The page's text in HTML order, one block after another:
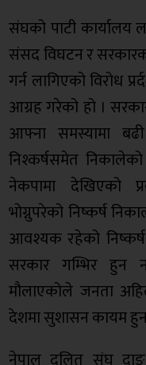
संघको पाटी
संसद विघटन र
गर्न लागिएको विरोध
आग्रह गरेको हो ।
आफ्ना समस्यामा
निश्कर्षसमेत
नेकपामा देखिएको
भोग्नुपरेको निष्कर्ष
आवश्यक रहेको निष्कर्ष
सरकार गम्भिर हुन
मौलाएकोले जनता
देशमा सुशासन कायम